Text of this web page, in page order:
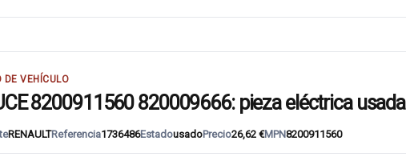
DE VEHÍCULO
8200911560 820009666: pieza eléctrica
RENAULTReferencia1736486EstadousadoPrecio26,62 €MPN8200911560